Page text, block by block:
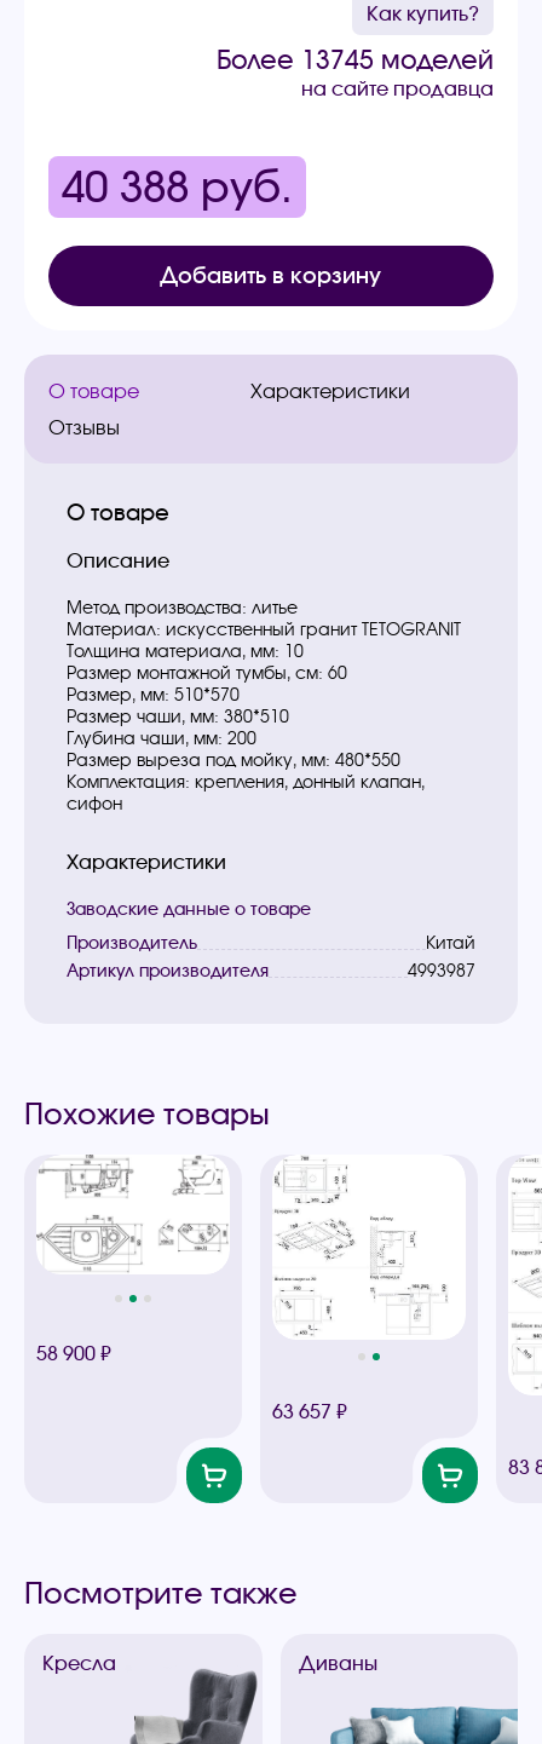
Как купить?
Более 13745 моделей
на сайте продавца
40 388 руб.
Добавить в корзину
О товаре
Характеристики
Отзывы
О товаре
Описание
Метод производства: литье
Материал: искусственный гранит TETOGRANIT
Толщина материала, мм: 10
Размер монтажной тумбы, см: 60
Размер, мм: 510*570
Размер чаши, мм: 380*510
Глубина чаши, мм: 200
Размер выреза под мойку, мм: 480*550
Комплектация: крепления, донный клапан,
сифон
Характеристики
Заводские данные о товаре
Производитель
Китай
Артикул производителя
4993987
Похожие товары
58 900 ₽
63 657 ₽
83
Посмотрите также
Кресла Диваны